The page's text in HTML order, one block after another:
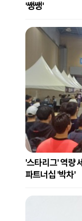
'쌩쌩'
'스타리그' 역량
파트너십 '박차'